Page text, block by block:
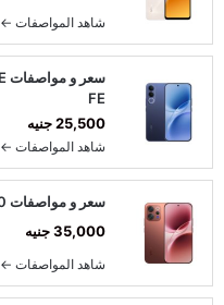
شاهد المواصفات ←
FE
25,500 جنيه
شاهد المواصفات ←
سعر و مواصفات Vivo V70 مميزات و عيوب فيفو V70
35,000 جنيه
شاهد المواصفات ←